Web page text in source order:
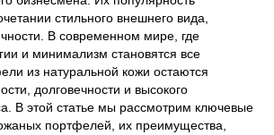
стильного внешнего вида,
В современном мире, где
и минимализм становятся все
из натуральной кожи остаются
долговечности и высокого
В этой статье мы рассмотрим ключевые
портфелей, их преимущества,